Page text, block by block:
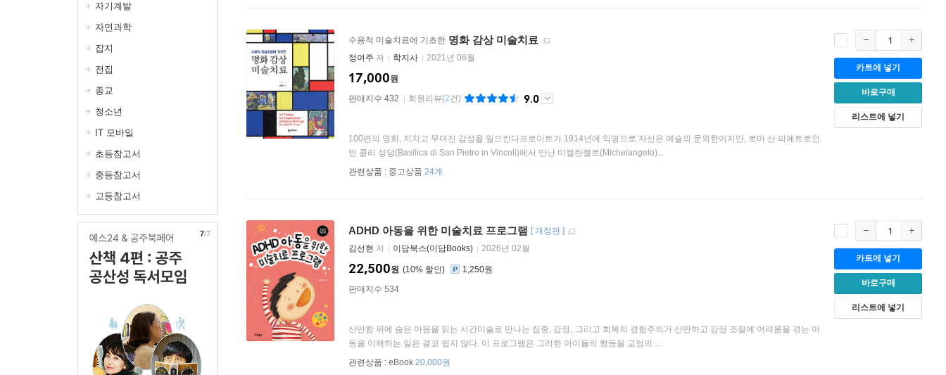
자기계발
자연과학
잡지
전집
종교
청소년
IT 모바일
초등참고서
중등참고서
고등참고서
1/7
수용적 미술치료에 기초한 명화 감상 미술치료
정여주 저 학지사 2021년 06월
17,000원
판매지수 432
회원리뷰(2건) 9.0
100편의 명화, 지치고 무뎌진 감성을 일으킨다프로이트가 1914년에 익명으로 자신은 예술의 문외한이지만, 로마 산 피에트로인
빈 콜리 성당(Basilica di San Pietro in Vincoli)에서 만난 미켈란젤로(Michelangelo)...
관련상품 : 중고상품 24개
카트에 넣기
바로구매
리스트에 넣기
ADHD 아동을 위한 미술치료 프로그램 [개정판 ]
김선현 저 이담북스(이담Books) 2026년 02월
10%
22,500원
1,250원
판매지수 534
산만함 뒤에 숨은 마음을 읽는 시간미술로 만나는 집중, 감정, 그리고 회복의 경험주의가 산만하고 감정 조절에 어려움을 겪는 아
동을 이해하는 일은 결코 쉽지 않다. 이 프로그램은 그러한 아이들의 행동을 교정의 ...
관련상품 : eBook 20,000원
카트에 넣기
바로구매
리스트에 넣기